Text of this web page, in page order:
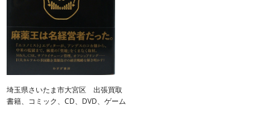
埼玉県さいたま市大宮区 出張買取
書籍、コミック、CD、DVD、ゲーム